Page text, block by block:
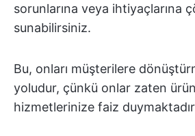
sorunlarına veya ihtiyaçlarına
sunabilirsiniz.
Bu, onları müşterilere
yoludur, çünkü onlar zaten
hizmetlerinize faiz